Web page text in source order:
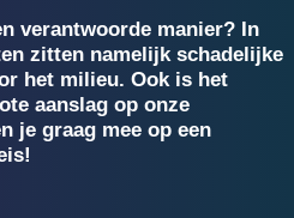
verantwoorde manier? In
zitten namelijk schadelijke
het milieu. Ook is het
aanslag op onze
je graag mee op een